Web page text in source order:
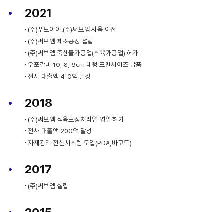
2021
(주)푸드아이.(주)써브엠 사옥 이전
(주)써브엠 제조공장 설립
(주)써브엠 축산물가공업(식육가공업) 허가
우포갈비 10, 8, 6cm 대형 프랜차이즈 납품
전사 매출액 410억 달성
2018
(주)써브엠 식육포장처리업 영업 허가
전사 매출액 200억 달성
자재관리 전산시스템 도입(PDA,바코드)
2017
(주)써브엠 설립